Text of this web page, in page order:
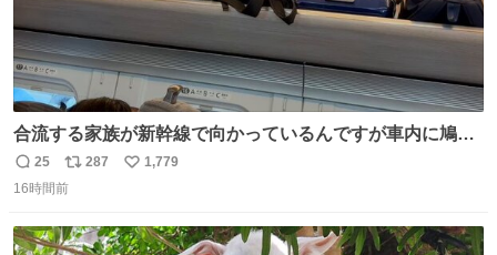
合流する家族が新幹線で向かっているんですが車内に鳩が
乗車してしまったようで 捕獲の為那須塩原で10分停止した
ようで🤣無事降車👏しかし乗り継ぎが間に合わなくなって
返
信
25
リ
ポ
ト
287
い
数
1,779
16時間前